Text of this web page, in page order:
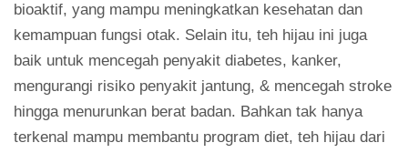
bioaktif, yang mampu meningkatkan kesehatan dan
kemampuan fungsi otak. Selain itu, teh hijau ini juga
baik untuk mencegah penyakit diabetes, kanker,
mengurangi risiko penyakit jantung, & mencegah stroke
hingga menurunkan berat badan. Bahkan tak hanya
terkenal mampu membantu program diet, teh hijau dari